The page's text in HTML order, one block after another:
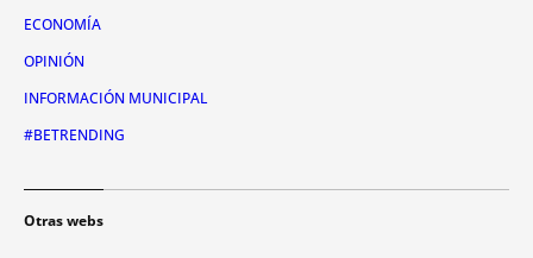
ECONOMÍA
OPINIÓN
INFORMACIÓN MUNICIPAL
#BETRENDING
Otras webs